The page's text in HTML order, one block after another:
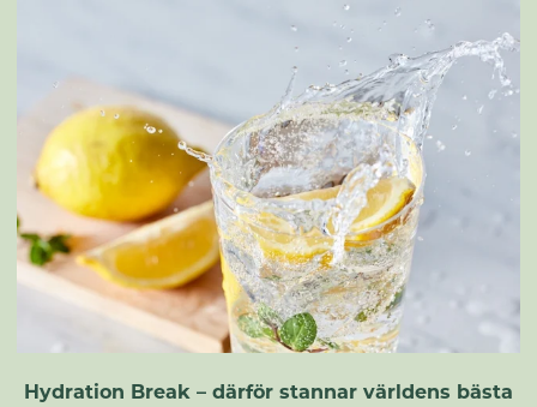
Hydration Break – därför stannar världens bästa